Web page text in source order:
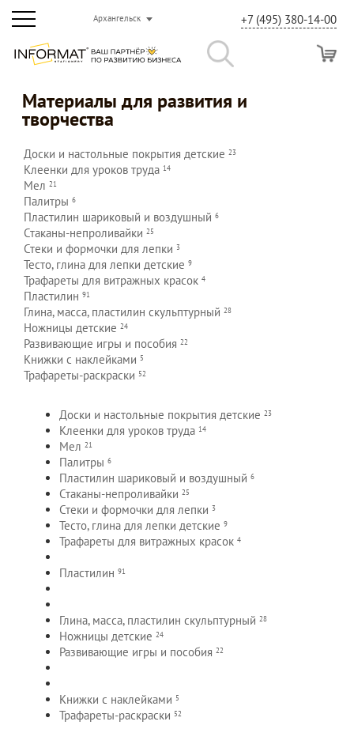
Архангельск +7 (495) 380-14-00
Материалы для развития и
творчества
Доски и настольные покрытия детские 23
Клеенки для уроков труда 14
Мел 21
Палитры 6
Пластилин шариковый и воздушный 6
Стаканы-непроливайки 25
Стеки и формочки для лепки 3
Тесто, глина для лепки детские 9
Трафареты для витражных красок 4
Пластилин 91
Глина, масса, пластилин скульптурный 28
Ножницы детские 24
Развивающие игры и пособия 22
Книжки с наклейками 5
Трафареты-раскраски 52
Доски и настольные покрытия детские 23
Клеенки для уроков труда 14
Мел 21
Палитры 6
Пластилин шариковый и воздушный 6
Стаканы-непроливайки 25
Стеки и формочки для лепки 3
Тесто, глина для лепки детские 9
Трафареты для витражных красок 4
Пластилин 91
Глина, масса, пластилин скульптурный 28
Ножницы детские 24
Развивающие игры и пособия 22
Книжки с наклейками 5
Трафареты-раскраски 52